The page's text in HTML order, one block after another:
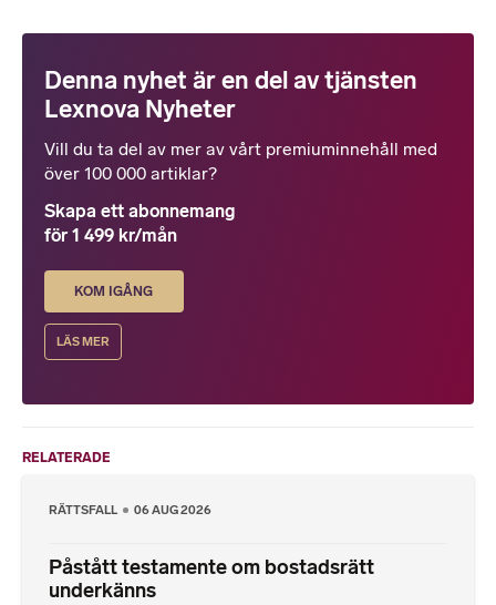
Denna nyhet är en del av tjänsten
Lexnova Nyheter
Vill du ta del av mer av vårt premiuminnehåll med
över 100 000 artiklar?
Skapa ett abonnemang
för 1 499 kr/mån
KOM IGÅNG
LÄS MER
RELATERADE
RÄTTSFALL 06 AUG 2026
Påstått testamente om bostadsrätt
underkänns